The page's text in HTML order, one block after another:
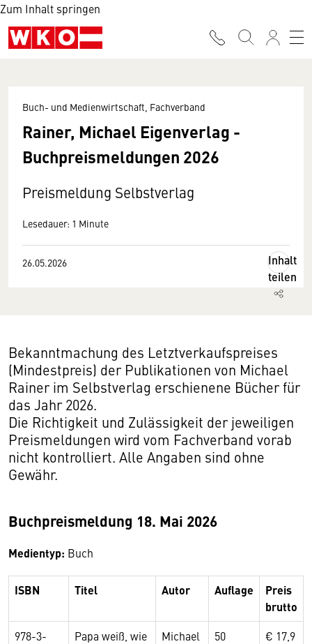
Zum Inhalt springen
Buch- und Medienwirtschaft, Fachverband
Rainer, Michael Eigenverlag -
Buchpreismeldungen 2026
Preismeldung Selbstverlag
Lesedauer: 1 Minute
26.05.2026
Inhalt
teilen
Bekanntmachung des Letztverkaufspreises
(Mindestpreis) der Publikationen von Michael
Rainer im Selbstverlag erschienene Bücher für
das Jahr 2026.
Die Richtigkeit und Zulässigkeit der jeweiligen
Preismeldungen wird vom Fachverband vorab
nicht kontrolliert. Alle Angaben sind ohne
Gewähr.
Buchpreismeldung 18. Mai 2026
Medientyp: Buch
ISBN Titel Autor Auflage
Preis
brutto
978-3-
Papa weiß, wie
Michael
50 € 17,9